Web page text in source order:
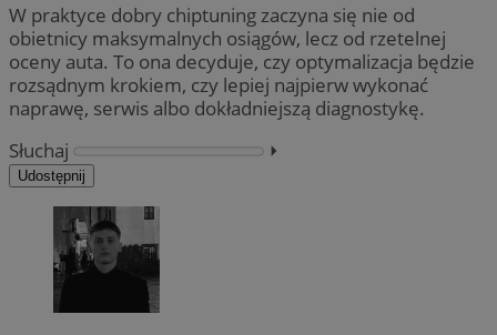
W praktyce dobry chiptuning zaczyna się nie od
obietnicy maksymalnych osiągów, lecz od rzetelnej
oceny auta. To ona decyduje, czy optymalizacja będzie
rozsądnym krokiem, czy lepiej najpierw wykonać
naprawę, serwis albo dokładniejszą diagnostykę.
Słuchaj
⏵︎
Udostępnij